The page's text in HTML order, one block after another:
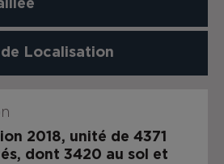
Localisation
2018, unité de 4371
dont 3420 au sol et